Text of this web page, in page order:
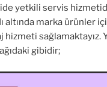
yetkili servis
altında marka ürünler
hizmeti sağlamaktayız.
gibidir;